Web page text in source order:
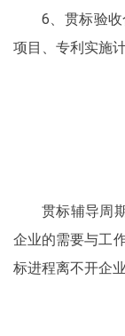
6、贯标验
项目、专利实施
贯标辅导周
企业的需要与工
标进程离不开企